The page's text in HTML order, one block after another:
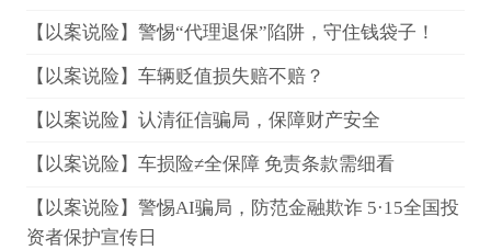
【以案说险】警惕“代理退保”陷阱，守住钱袋子！
【以案说险】车辆贬值损失赔不赔？
【以案说险】认清征信骗局，保障财产安全
【以案说险】车损险≠全保障 免责条款需细看
【以案说险】警惕AI骗局，防范金融欺诈 5·15全国投
资者保护宣传日